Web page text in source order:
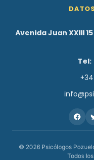
Avenida Juan XXIII
Tel:
© 2026 Psicólogos
Todos